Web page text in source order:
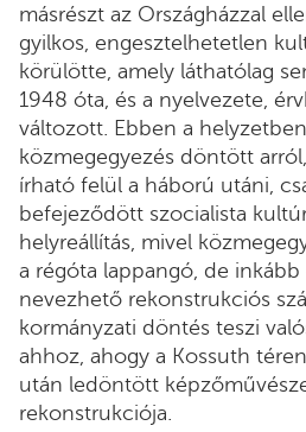
másrészt az Országházzal
gyilkos, engesztelhetetlen
körülötte, amely láthatólag
1948 óta, és a nyelvezete,
változott. Ebben a
közmegegyezés döntött
írható felül a háború utáni,
befejeződött szocialista
helyreállítás, mivel
a régóta lappangó, de inkább
nevezhető rekonstrukciós
kormányzati döntés teszi
ahhoz, ahogy a Kossuth
után ledöntött
rekonstrukciója.